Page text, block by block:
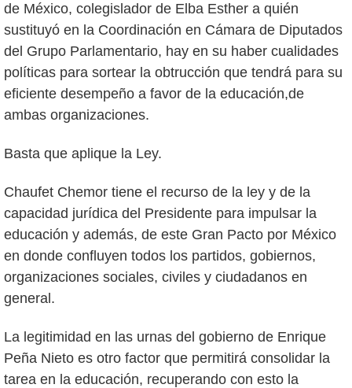
de México, colegislador de Elba Esther a quién
sustituyó en la Coordinación en Cámara de Diputados
del Grupo Parlamentario, hay en su haber cualidades
políticas para sortear la obtrucción que tendrá para su
eficiente desempeño a favor de la educación,de
ambas organizaciones.
Basta que aplique la Ley.
Chaufet Chemor tiene el recurso de la ley y de la
capacidad jurídica del Presidente para impulsar la
educación y además, de este Gran Pacto por México
en donde confluyen todos los partidos, gobiernos,
organizaciones sociales, civiles y ciudadanos en
general.
La legitimidad en las urnas del gobierno de Enrique
Peña Nieto es otro factor que permitirá consolidar la
tarea en la educación, recuperando con esto la